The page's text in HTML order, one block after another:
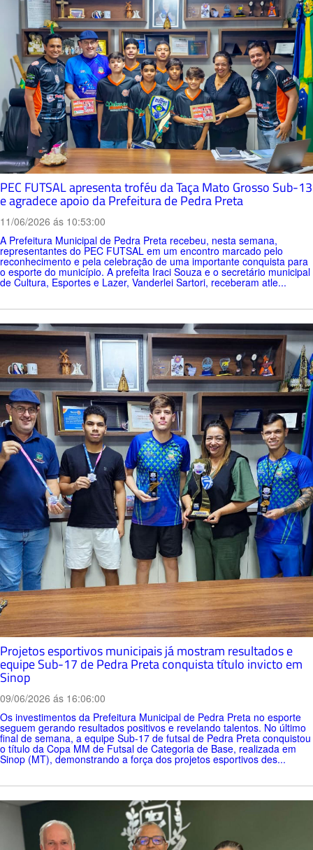
PEC FUTSAL apresenta troféu da Taça Mato Grosso Sub-13
e agradece apoio da Prefeitura de Pedra Preta
11/06/2026 ás 10:53:00
A Prefeitura Municipal de Pedra Preta recebeu, nesta semana,
representantes do PEC FUTSAL em um encontro marcado pelo
reconhecimento e pela celebração de uma importante conquista para
o esporte do município. A prefeita Iraci Souza e o secretário municipal
de Cultura, Esportes e Lazer, Vanderlei Sartori, receberam atle...
Projetos esportivos municipais já mostram resultados e
equipe Sub-17 de Pedra Preta conquista título invicto em
Sinop
09/06/2026 ás 16:06:00
Os investimentos da Prefeitura Municipal de Pedra Preta no esporte
seguem gerando resultados positivos e revelando talentos. No último
final de semana, a equipe Sub-17 de futsal de Pedra Preta conquistou
o título da Copa MM de Futsal de Categoria de Base, realizada em
Sinop (MT), demonstrando a força dos projetos esportivos des...